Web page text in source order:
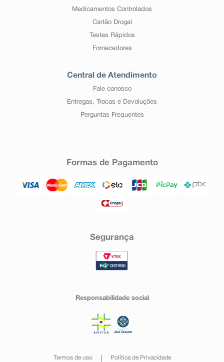
Medicamentos Controlados
Cartão Drogal
Testes Rápidos
Fornecedores
Central de Atendimento
Fale conosco
Entregas, Trocas e Devoluções
Perguntas Frequentes
Formas de Pagamento
Segurança
Responsabilidade social
Termos de uso Política de Privacidade